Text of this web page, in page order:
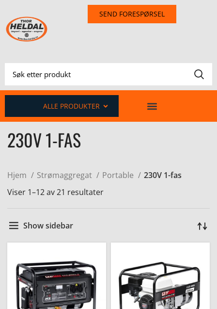
SEND FORESPØRSEL
ALLE PRODUKTER
230V 1-FAS
Hjem Strømaggregat Portable
230V 1-fas
Viser 1–12 av 21 resultater
Show sidebar